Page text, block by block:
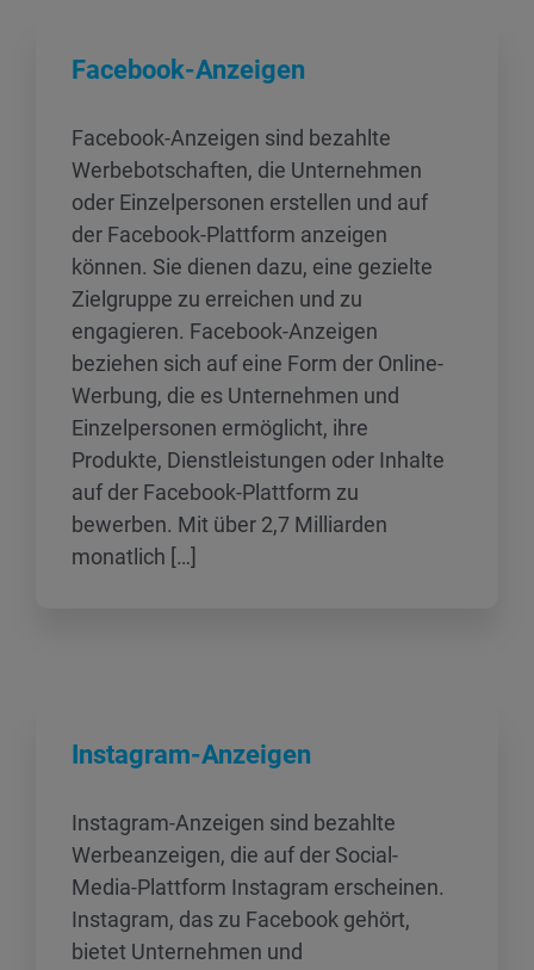
Facebook-Anzeigen
Facebook-Anzeigen sind bezahlte
Werbebotschaften, die Unternehmen
oder Einzelpersonen erstellen und auf
der Facebook-Plattform anzeigen
können. Sie dienen dazu, eine gezielte
Zielgruppe zu erreichen und zu
engagieren. Facebook-Anzeigen
beziehen sich auf eine Form der Online-
Werbung, die es Unternehmen und
Einzelpersonen ermöglicht, ihre
Produkte, Dienstleistungen oder Inhalte
auf der Facebook-Plattform zu
bewerben. Mit über 2,7 Milliarden
monatlich […]
Instagram-Anzeigen
Instagram-Anzeigen sind bezahlte
Werbeanzeigen, die auf der Social-
Media-Plattform Instagram erscheinen.
Instagram, das zu Facebook gehört,
bietet Unternehmen und